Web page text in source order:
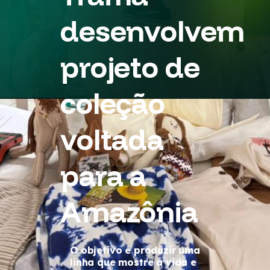
desenvolvem
projeto de
coleção
voltada
para a
Amazônia
O objetivo é produzir uma
linha que mostre a vida e